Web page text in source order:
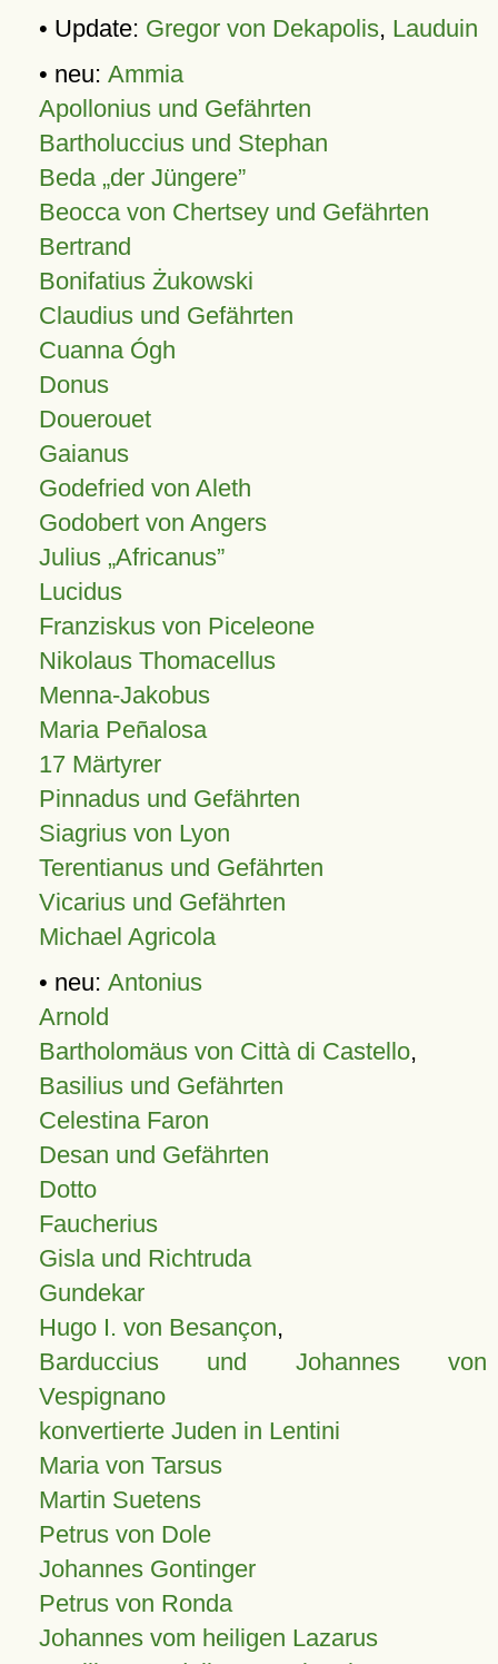
• Update: Gregor von Dekapolis, Lauduin
• neu: Ammia
Apollonius und Gefährten
Bartholuccius und Stephan
Beda „der Jüngere”
Beocca von Chertsey und Gefährten
Bertrand
Bonifatius Żukowski
Claudius und Gefährten
Cuanna Ógh
Donus
Douerouet
Gaianus
Godefried von Aleth
Godobert von Angers
Julius Africanus
Lucidus
Franziskus von Piceleone
Nikolaus Thomacellus
Menna-Jakobus
Maria Peñalosa
17 Märtyrer
Pinnadus und Gefährten
Siagrius von Lyon
Terentianus und Gefährten
Vicarius und Gefährten
Michael Agricola
• neu: Antonius
Arnold
Bartholomäus von Città di Castello,
Basilius und Gefährten
Celestina Faron
Desan und Gefährten
Dotto
Faucherius
Gisla und Richtruda
Gundekar
Hugo I. von Besançon,
Barduccius und Johannes von
Vespignano
konvertierte Juden in Lentini
Maria von Tarsus
Martin Suetens
Petrus von Dole
Johannes Gontinger
Petrus von Ronda
Johannes vom heiligen Lazarus